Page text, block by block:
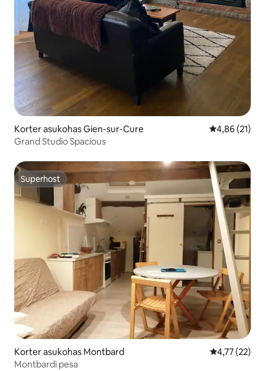
Korter asukohas Gien-sur-Cure Keskmine
4,86 (21)
Grand Studio Spacious
Superhost
Superhost
Korter asukohas Montbard Keskmine
4,77 (22)
Montbardi pesa